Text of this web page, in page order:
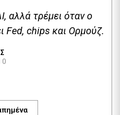
αλλά τρέμει όταν ο
Fed, chips και Ορμούζ.